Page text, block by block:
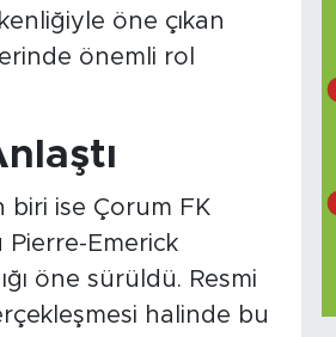
öne çıkan
önemli rol
biri ise Çorum FK
Emerick
öne sürüldü. Resmi
halinde bu